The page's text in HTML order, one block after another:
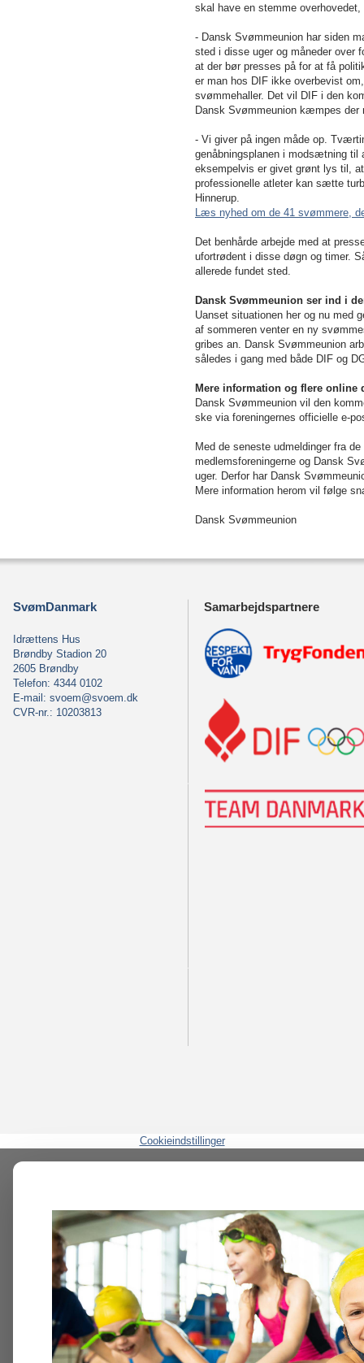
skal have en stemme
- Dansk Svømmeunion har siden
sted i disse uger og måneder over
at der bør presses på for at få
er man hos DIF ikke overbevist
svømmehaller. Det vil DIF i den
Dansk Svømmeunion kæmpes der
- Vi giver på ingen måde op.
genåbningsplanen i modsætning
eksempelvis er givet grønt lys til,
professionelle atleter kan sætte
Hinnerup.
Læs nyhed om de 41 svømmere,
Det benhårde arbejde med at
ufortrødent i disse døgn og timer.
allerede fundet sted.
Dansk Svømmeunion ser ind i
Uanset situationen her og nu med
af sommeren venter en ny
gribes an. Dansk Svømmeunion
således i gang med både DIF og
Mere information og flere online
Dansk Svømmeunion vil den
ske via foreningernes officielle e-
Med de seneste udmeldinger fra
medlemsforeningerne og Dansk
uger. Derfor har Dansk
Mere information herom vil følge
Dansk Svømmeunion
SvømDanmark
Idrættens Hus
Brøndby Stadion 20
2605 Brøndby
Telefon: 4344 0102
E-mail: svoem@svoem.dk
CVR-nr.: 10203813
Samarbejdspartnere
Cookieindstillinger